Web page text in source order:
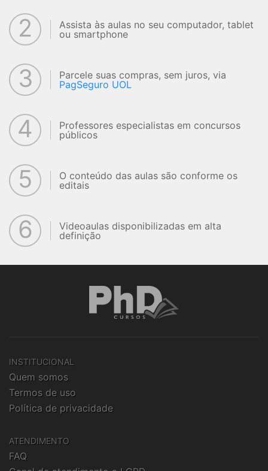
2
Assista às aulas no seu computador, tablet
ou smartphone
3
Parcele suas compras, sem juros, via
PagSeguro UOL
4
Professores especialistas em concursos
públicos
5
O conteúdo das aulas são conforme os
editais
6
Videoaulas disponibilizadas em alta
definição
INSTITUCIONAL
Quem somos
Termos de uso
Política de privacidade
ATENDIMENTO
FAQ